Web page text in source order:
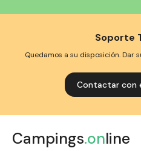
Soporte
Quedamos a su disposición. Dar
Contactar con
Campings.online